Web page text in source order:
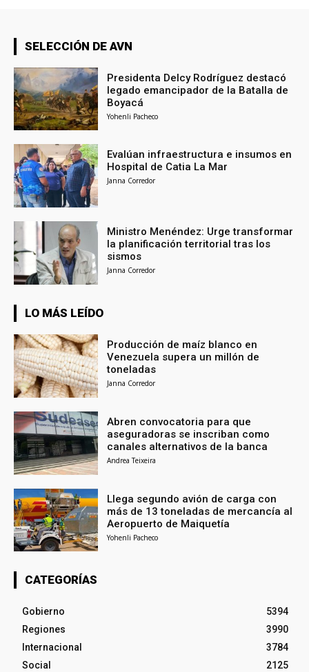
SELECCIÓN DE AVN
Presidenta Delcy Rodríguez destacó
legado emancipador de la Batalla de
Boyacá
Yohenli Pacheco
Evalúan infraestructura e insumos en
Hospital de Catia La Mar
Janna Corredor
Ministro Menéndez: Urge transformar
la planificación territorial tras los
sismos
Janna Corredor
LO MÁS LEÍDO
Producción de maíz blanco en
Venezuela supera un millón de
toneladas
Janna Corredor
Abren convocatoria para que
aseguradoras se inscriban como
canales alternativos de la banca
Andrea Teixeira
Llega segundo avión de carga con
más de 13 toneladas de mercancía al
Aeropuerto de Maiquetía
Yohenli Pacheco
CATEGORÍAS
Gobierno
5394
Regiones
3990
Internacional
3784
Social
2125